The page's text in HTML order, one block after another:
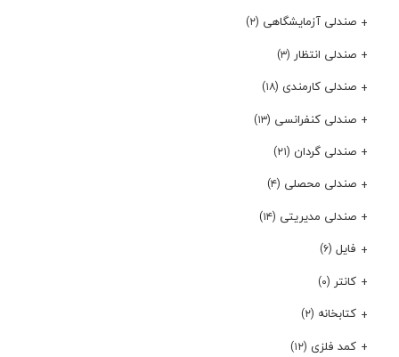
صندلی آزمایشگاهی (۲)
صندلی انتظار (۳)
صندلی کارمندی (۱۸)
صندلی کنفرانسی (۱۳)
صندلی گردان (۲۱)
صندلی محصلی (۴)
صندلی مدیریتی (۱۴)
فایل (۶)
کانتر (۰)
کتابخانه (۲)
کمد فلزی (۱۲)